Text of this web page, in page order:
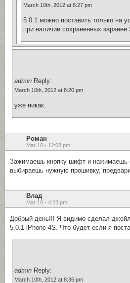
March 10th, 2012 at 8:27 pm
5.0.1 можно поставить только на
при наличии сохраненных заранее
admin Reply:
March 10th, 2012 at 8:20 pm
уже никак.
Роман
Mar 10 - 12:08 pm
Зажимаешь кнопку шифт и нажимаешь
выбираешь нужную прошивку,
Влад
Mar 10 - 4:23 pm
Добрый день!!! Я видимо сделал
5.0.1 iPhone 4S. Что будет если я
admin Reply:
March 10th, 2012 at 8:36 pm